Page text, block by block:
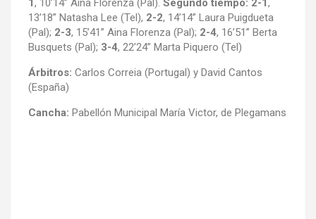
1 , 10’14” Aina Florenza (Pal). Segundo tiempo: 2-1 ,
13’18” Natasha Lee (Tel), 2-2, 14’14” Laura Puigdueta
(Pal); 2-3, 15’41” Aina Florenza (Pal); 2-4, 16’51” Berta
Busquets (Pal); 3-4, 22’24” Marta Piquero (Tel)
Árbitros: Carlos Correia (Portugal) y David Cantos
(España)
Cancha: Pabellón Municipal María Victor, de Plegamans